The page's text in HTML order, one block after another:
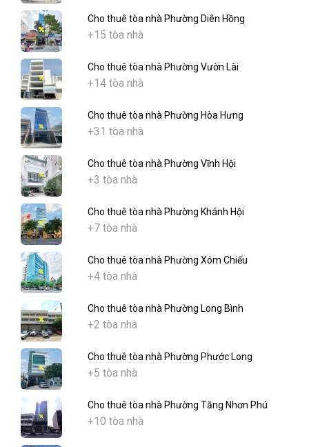
Cho thuê tòa nhà Phường Diên Hồng
+15 tòa nhà
Cho thuê tòa nhà Phường Vườn Lài
+14 tòa nhà
Cho thuê tòa nhà Phường Hòa Hưng
+31 tòa nhà
Cho thuê tòa nhà Phường Vĩnh Hội
+3 tòa nhà
Cho thuê tòa nhà Phường Khánh Hội
+7 tòa nhà
Cho thuê tòa nhà Phường Xóm Chiếu
+4 tòa nhà
Cho thuê tòa nhà Phường Long Bình
+2 tòa nhà
Cho thuê tòa nhà Phường Phước Long
+5 tòa nhà
Cho thuê tòa nhà Phường Tăng Nhơn Phú
+10 tòa nhà